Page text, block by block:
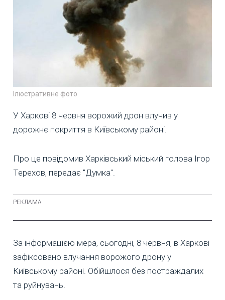
Ілюстративне фото
У Харкові 8 червня ворожий дрон влучив у
дорожнє покриття в Київському районі.
Про це повідомив Харківський міський голова Ігор
Терехов, передає "Думка".
За інформацією мера, сьогодні, 8 червня, в Харкові
зафіксовано влучання ворожого дрону у
Київському районі. Обійшлося без постраждалих
та руйнувань.